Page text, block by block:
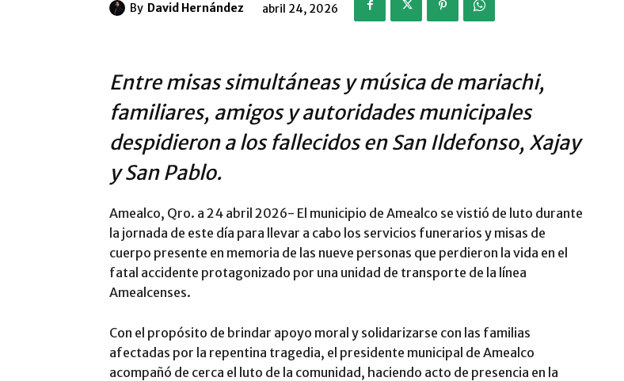
By David Hernández abril 24, 2026
​Entre misas simultáneas y música de mariachi,
familiares, amigos y autoridades municipales
despidieron a los fallecidos en San Ildefonso, Xajay
y San Pablo.
​Amealco, Qro. a 24 abril 2026- El municipio de Amealco se vistió de luto durante
la jornada de este día para llevar a cabo los servicios funerarios y misas de
cuerpo presente en memoria de las nueve personas que perdieron la vida en el
fatal accidente protagonizado por una unidad de transporte de la línea
Amealcenses.
​Con el propósito de brindar apoyo moral y solidarizarse con las familias
afectadas por la repentina tragedia, el presidente municipal de Amealco
acompañó de cerca el luto de la comunidad, haciendo acto de presencia en la